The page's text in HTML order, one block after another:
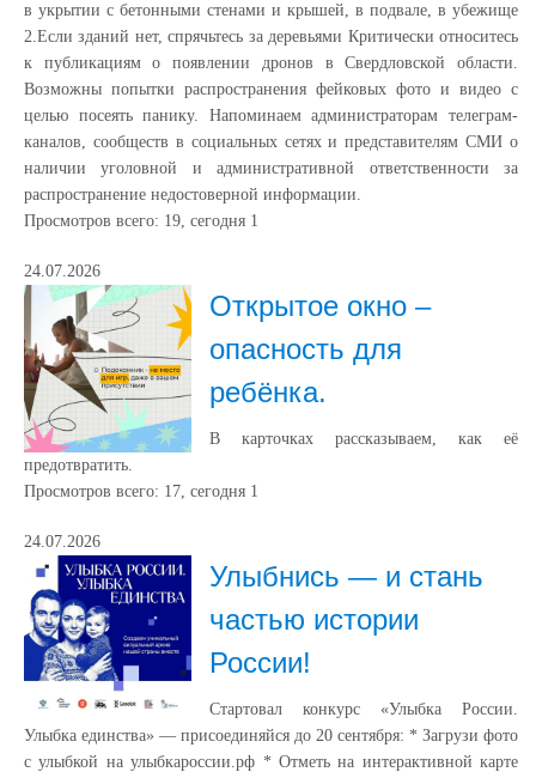
в укрытии с бетонными стенами и крышей, в подвале, в убежище
2.Если зданий нет, спрячьтесь за деревьями Критически относитесь
к публикациям о появлении дронов в Свердловской области.
Возможны попытки распространения фейковых фото и видео с
целью посеять панику. Напоминаем администраторам телеграм-
каналов, сообществ в социальных сетях и представителям СМИ о
наличии уголовной и административной ответственности за
распространение недостоверной информации.
Просмотров всего: 19, сегодня 1
24.07.2026
Открытое окно –
опасность для
ребёнка.
В карточках рассказываем, как её
предотвратить.
Просмотров всего: 17, сегодня 1
24.07.2026
Улыбнись — и стань
частью истории
России!
Стартовал конкурс «Улыбка России.
Улыбка единства» — присоединяйся до 20 сентября: * Загрузи фото
с улыбкой на улыбкароссии.рф * Отметь на интерактивной карте